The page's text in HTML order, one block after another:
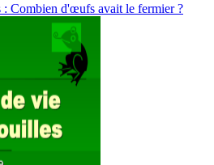
: Combien d'œufs avait le fermier ?